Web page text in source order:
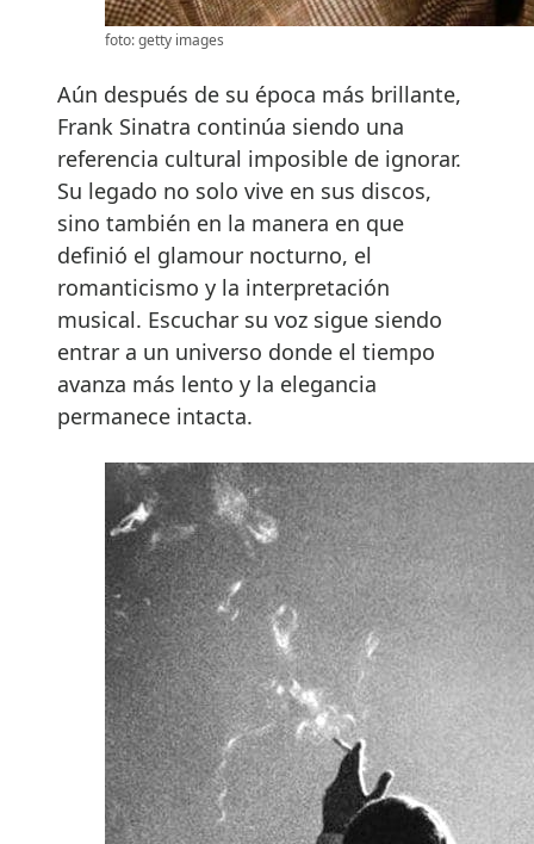
foto: getty images
Aún después de su época más brillante,
Frank Sinatra continúa siendo una
referencia cultural imposible de ignorar.
Su legado no solo vive en sus discos,
sino también en la manera en que
definió el glamour nocturno, el
romanticismo y la interpretación
musical. Escuchar su voz sigue siendo
entrar a un universo donde el tiempo
avanza más lento y la elegancia
permanece intacta.